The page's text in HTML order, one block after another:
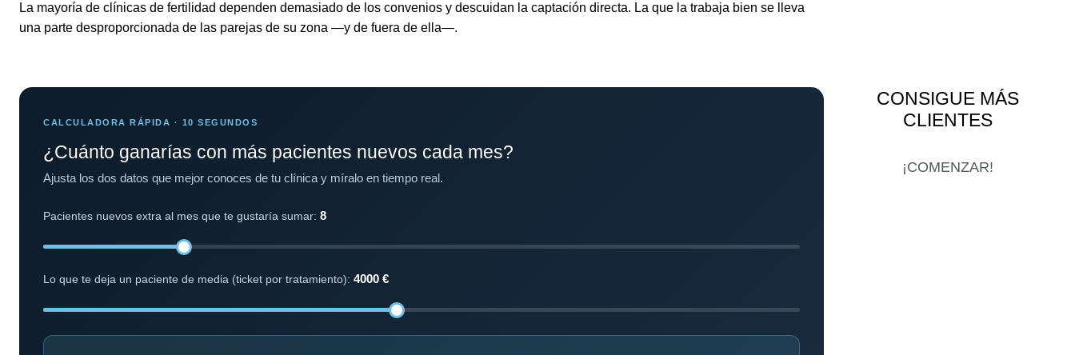
La mayoría de clínicas de fertilidad dependen demasiado de los convenios y descuidan la captación directa. La que la trabaja bien se lleva
una parte desproporcionada de las parejas de su zona —y de fuera de ella—.
CALCULADORA RÁPIDA · 10 SEGUNDOS
¿Cuánto ganarías con más pacientes nuevos cada mes?
Ajusta los dos datos que mejor conoces de tu clínica y míralo en tiempo real.
Pacientes nuevos extra al mes que te gustaría sumar: 8
Lo que te deja un paciente de media (ticket por tratamiento): 4000 €
CONSIGUE MÁS
CLIENTES
¡COMENZAR!